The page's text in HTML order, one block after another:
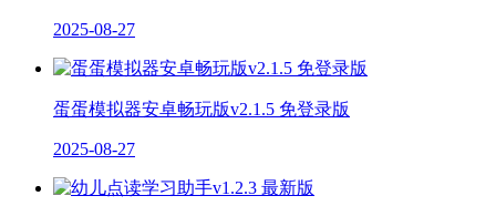
2025-08-27
蛋蛋模拟器安卓畅玩版v2.1.5 免登录版
2025-08-27